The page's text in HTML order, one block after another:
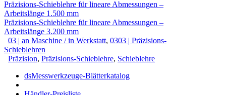
Präzisions-Schieblehre für lineare Abmessungen –
Arbeitslänge 1.500 mm
Präzisions-Schieblehre für lineare Abmessungen –
Arbeitslänge 3.200 mm
03 | an Maschine / in Werkstatt, 0303 | Präzisions-
Schieblehren
Präzision, Präzisions-Schieblehre, Schieblehre
dsMesswerkzeuge-Blätterkatalog